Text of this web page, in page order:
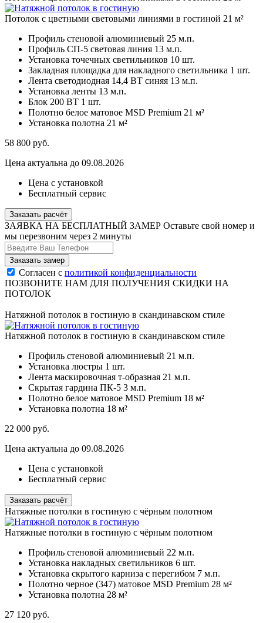
Потолок с цветными световыми линиями в гостиной 21 м²
Профиль стеновой алюминиевый 25 м.п.
Профиль СП-5 световая линия 13 м.п.
Установка точечных светильников 10 шт.
Закладная площадка для накладного светильника 1 шт.
Лента светодиодная 14,4 ВТ синяя 13 м.п.
Установка ленты 13 м.п.
Блок 200 ВТ 1 шт.
Полотно белое матовое MSD Premium 21 м²
Установка полотна 21 м²
58 800 руб.
Цена актуальна до 09.08.2026
Цена с установкой
Бесплатный сервис
Заказать расчёт
ЗАЯВКА НА БЕСПЛАТНЫЙ ЗАМЕР Оставьте свой номер и
мы перезвоним через 2 минуты
Согласен с политикой конфиденциальности
ПОЗВОНИТЕ НАМ ДЛЯ ПОЛУЧЕНИЯ СКИДКИ НА
ПОТОЛОК
Натяжной потолок в гостиную в скандинавском стиле
Натяжной потолок в гостиную в скандинавском стиле
Профиль стеновой алюминиевый 21 м.п.
Установка люстры 1 шт.
Лента маскировочная т-образная 21 м.п.
Скрытая гардина ПК-5 3 м.п.
Полотно белое матовое MSD Premium 18 м²
Установка полотна 18 м²
22 000 руб.
Цена актуальна до 09.08.2026
Цена с установкой
Бесплатный сервис
Заказать расчёт
Натяжные потолки в гостиную с чёрным полотном
Натяжные потолки в гостиную с чёрным полотном
Профиль стеновой алюминиевый 22 м.п.
Установка накладных светильников 6 шт.
Установка скрытого карниза с перегибом 7 м.п.
Полотно черное (347) матовое MSD Premium 28 м²
Установка полотна 28 м²
27 120 руб.